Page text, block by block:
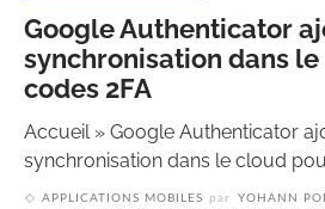
Google Authenticator
synchronisation dans
codes 2FA
Accueil» Google Authenticator
synchronisation dans le cloud
APPLICATIONS MOBILES par YOHANN